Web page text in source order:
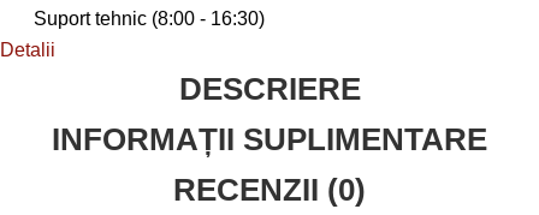
Suport tehnic (8:00 - 16:30)
Detalii
DESCRIERE
INFORMAȚII SUPLIMENTARE
RECENZII (0)